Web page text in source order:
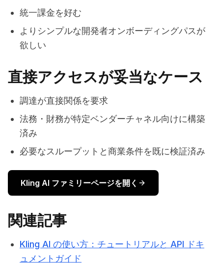
統一課金を好む
よりシンプルな開発者オンボーディングパスが
欲しい
直接アクセスが妥当なケース
調達が直接関係を要求
法務・財務が特定ベンダーチャネル向けに構築
済み
必要なスループットと商業条件を既に検証済み
Kling AI ファミリーページを開く
関連記事
Kling AI の使い方：チュートリアルと API ドキ
ュメントガイド